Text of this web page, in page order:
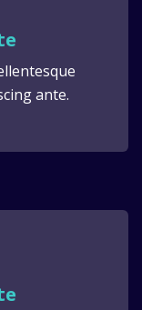
ante.